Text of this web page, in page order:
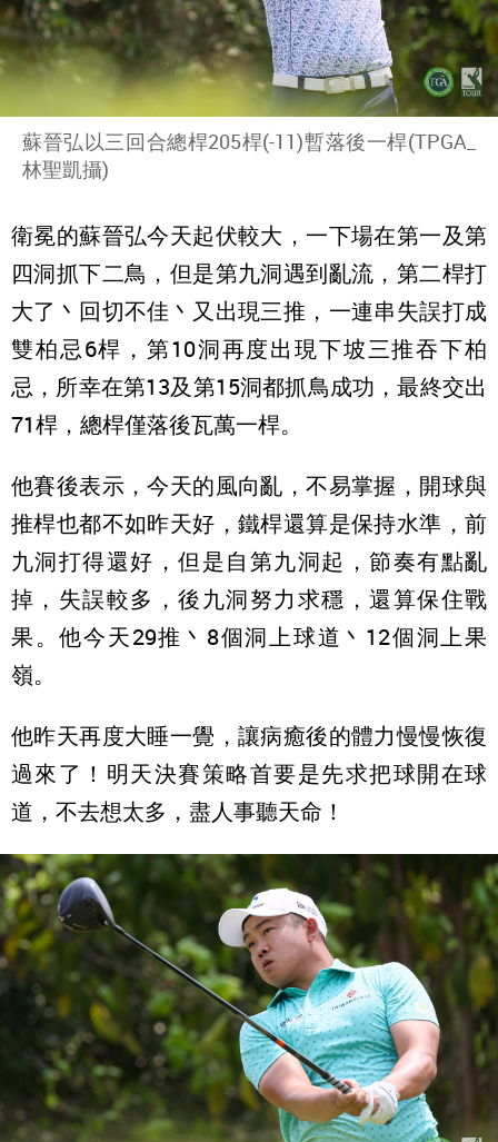
蘇晉弘以三回合總桿205桿(-11)暫落後一桿(TPGA_
林聖凱攝)
衛冕的蘇晉弘今天起伏較大，一下場在第一及第
四洞抓下二鳥，但是第九洞遇到亂流，第二桿打
大了丶回切不佳丶又出現三推，一連串失誤打成
雙柏忌6桿，第10洞再度出現下坡三推吞下柏
忌，所幸在第13及第15洞都抓鳥成功，最終交出
71桿，總桿僅落後瓦萬一桿。
他賽後表示，今天的風向亂，不易掌握，開球與
推桿也都不如昨天好，鐵桿還算是保持水準，前
九洞打得還好，但是自第九洞起，節奏有點亂
掉，失誤較多，後九洞努力求穩，還算保住戰
果。他今天29推丶8個洞上球道丶12個洞上果
嶺。
他昨天再度大睡一覺，讓病癒後的體力慢慢恢復
過來了！明天決賽策略首要是先求把球開在球
道，不去想太多，盡人事聽天命！